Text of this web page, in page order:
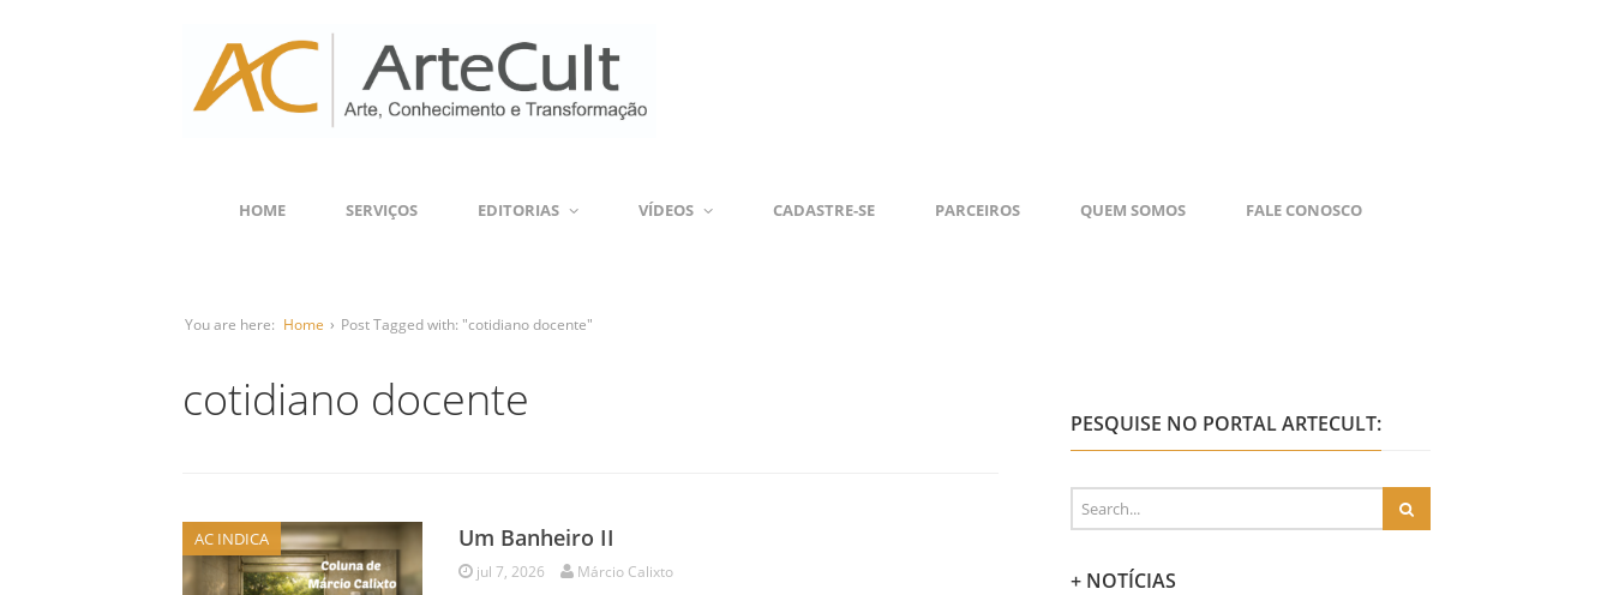
HOME SERVIÇOS EDITORIAS VÍDEOS CADASTRE-SE PARCEIROS QUEM SOMOS FALE CONOSCO
You are here: Home › Post Tagged with: "cotidiano docente"
cotidiano docente
AC INDICA Um Banheiro II
jul 7, 2026 Márcio Calixto
PESQUISE NO PORTAL ARTECULT:
+ NOTÍCIAS